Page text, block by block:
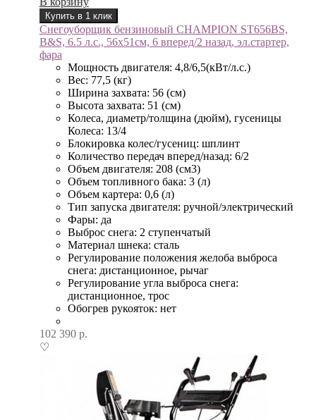
Купить в 1 клик
Снегоуборщик бензиновый CHAMPION ST656BS,
B&S, 6.5 л.с., 56х51см, 6 вперед/2 назад, эл.стартер,
фара
Мощность двигателя: 4,8/6,5(кВт/л.с.)
Вес: 77,5 (кг)
Ширина захвата: 56 (см)
Высота захвата: 51 (см)
Колеса, диаметр/толщина (дюйм), гусеницы
Колеса: 13/4
Блокировка колес/гусениц: шплинт
Количество передач вперед/назад: 6/2
Объем двигателя: 208 (см3)
Объем топливного бака: 3 (л)
Объем картера: 0,6 (л)
Тип запуска двигателя: ручной/электрический
Фары: да
Выброс снега: 2 ступенчатый
Материал шнека: сталь
Регулирование положения желоба выброса
снега: дистанционное, рычаг
Регулирование угла выброса снега:
дистанционное, трос
Обогрев рукояток: нет
102 390р.
♡